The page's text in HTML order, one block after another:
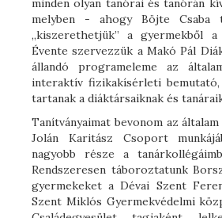
minden olyan tanórai és tanórán
melyben - ahogy Böjte Csaba
„kiszerethetjük” a gyermekből
Évente szervezzük a Makó Pál
állandó programeleme az
interaktív fizikakísérleti
tartanak a diáktársaiknak és
Tanítványaimat bevonom az
Jolán Karitász Csoport
nagyobb része a
Rendszeresen táboroztatunk
gyermekeket a Dévai Szent
Szent Miklós Gyermekvédelmi